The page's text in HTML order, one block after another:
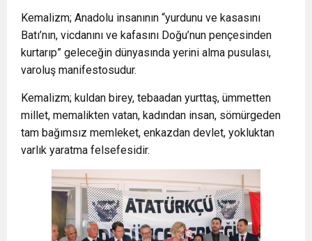
Kemalizm; Anadolu insanının “yurdunu ve kasasını
Batı’nın, vicdanını ve kafasını Doğu’nun pençesinden
kurtarıp” geleceğin dünyasında yerini alma pusulası,
varoluş manifestosudur.
Kemalizm; kuldan birey, tebaadan yurttaş, ümmetten
millet, memalikten vatan, kadından insan, sömürgeden
tam bağımsız memleket, enkazdan devlet, yokluktan
varlık yaratma felsefesidir.